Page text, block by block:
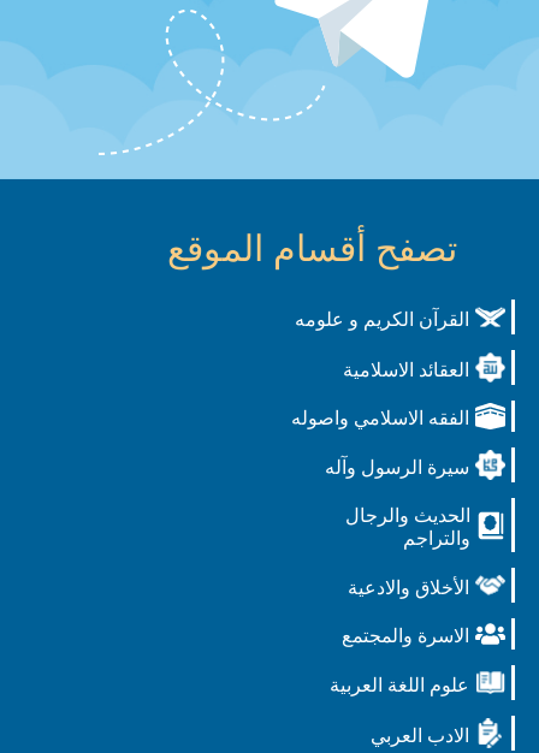
تصفح أقسام الموقع
القرآن الكريم و علومه
العقائد الاسلامية
الفقه الاسلامي واصوله
سيرة الرسول وآله
الحديث والرجال
والتراجم
الأخلاق والادعية
الاسرة والمجتمع
علوم اللغة العربية
الادب العربي